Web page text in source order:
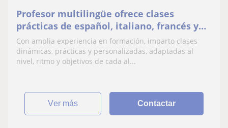
Profesor multilingüe ofrece clases
prácticas de español, italiano, francés y
catalán para estudiantes y profesionales
Con amplia experiencia en formación, imparto clases
dinámicas, prácticas y personalizadas, adaptadas al
nivel, ritmo y objetivos de cada al...
ver más Contactar